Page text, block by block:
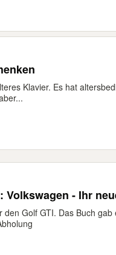
Klavier. Es hat
Volkswagen - Ihr
den Golf GTI. Das Buch